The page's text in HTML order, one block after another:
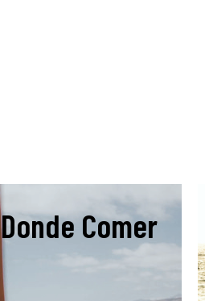
Donde Comer